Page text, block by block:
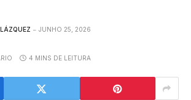
JUNHO 25, 2026
4 MINS DE LEITURA